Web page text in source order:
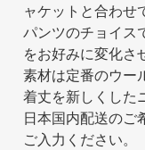
ャケットと合わせ
パンツのチョイス
をお好みに変化さ
素材は定番のウー
着丈を新しくした
日本国内配送のご
ご入力ください。